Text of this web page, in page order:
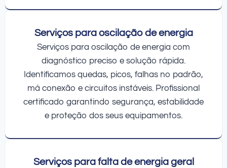
Serviços para oscilação de energia
Serviços para oscilação de energia com
diagnóstico preciso e solução rápida.
Identificamos quedas, picos, falhas no padrão,
má conexão e circuitos instáveis. Profissional
certificado garantindo segurança, estabilidade
e proteção dos seus equipamentos.
Serviços para falta de energia geral